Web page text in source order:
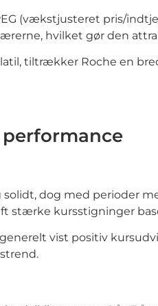
(vækstjusteret pris/
hvilket gør den
tiltrækker Roche en
solidt, dog med perioder
stærke kursstigninger
vist positiv